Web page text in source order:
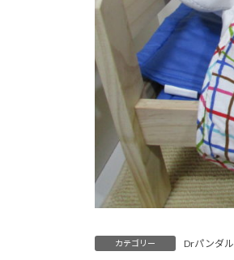
カテゴリー Drパンダル